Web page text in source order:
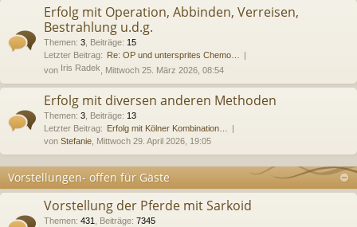
Erfolg mit Operation, Abbinden, Verreisen,
Bestrahlung u.d.g.
Themen: 3 Beiträge: 15
Letzter Beitrag: Re: OP und untersprites Chemo…
von Iris Radek , Mittwoch 25. März 2026, 08:54
Erfolg mit diversen anderen Methoden
Themen: 3 Beiträge: 13
Letzter Beitrag: Erfolg mit Kölner Kombination…
von Stefanie , Mittwoch 29. April 2026, 19:05
Vorstellungen- offen für Gäste
Vorstellung der Pferde mit Sarkoid
Themen: 431 Beiträge: 7345